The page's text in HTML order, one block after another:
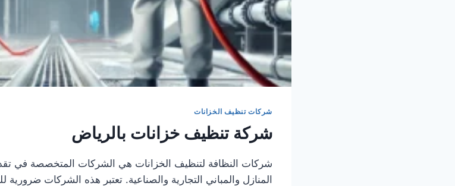
بجدة/
شركة
ترميم
خزانات
بجدة/
شركة
تعقيم
/شركة
غسيل
خزانات
مقاول
خزانات
شركات تنظيف الخزانات
شركة تنظيف خزانات بالرياض
شركات النظافة لتنظيف الخزانات هي الشركات المتخصصة في
المنازل والمباني التجارية والصناعية. تعتبر هذه الشركات